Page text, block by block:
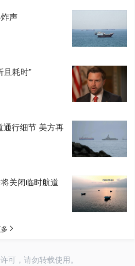
可，请勿转载使用。